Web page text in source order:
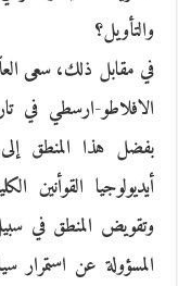
والتأويل؟
في مقابل ذلك، سعى
الافلاطو-ارسطي في
بفضل هذا المنطق
أيديولوجيا القوأنين
وتقويض المنطق في سبيل
المسؤولة عن استمرار